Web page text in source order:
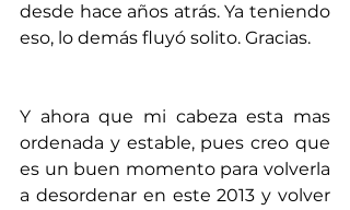
desde hace años atrás. Ya teniendo
eso, lo demás fluyó solito. Gracias.
Y ahora que mi cabeza esta mas
ordenada y estable, pues creo que
es un buen momento para volverla
a desordenar en este 2013 y volver